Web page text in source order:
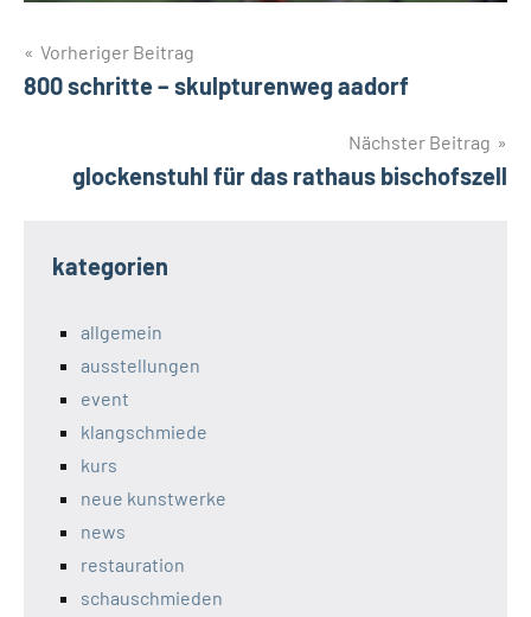
Beitragsnavigation
Vorheriger Beitrag
800 schritte – skulpturenweg aadorf
Nächster Beitrag
glockenstuhl für das rathaus bischofszell
kategorien
allgemein
ausstellungen
event
klangschmiede
kurs
neue kunstwerke
news
restauration
schauschmieden